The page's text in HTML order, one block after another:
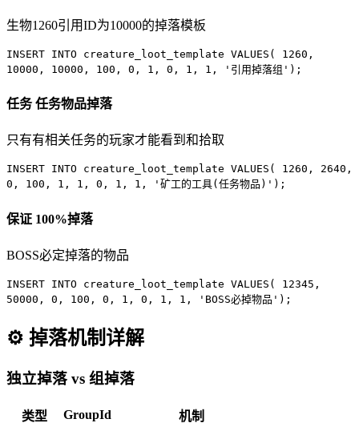
生物1260引用ID为10000的掉落模板
INSERT INTO creature_loot_template VALUES ( 1260 ,
10000 , 10000 , 100 , 0 , 1 , 0 , 1 , 1 , '引用掉落组' );
任务任务物品掉落
只有有相关任务的玩家才能看到和拾取
INSERT INTO creature_loot_template VALUES ( 1260 , 2640 ,
0 , 100 , 1 , 1 , 0 , 1 , 1 , '矿工的工具(任务物品)' );
保证 100%掉落
BOSS必定掉落的物品
INSERT INTO creature_loot_template VALUES ( 12345 ,
50000 , 0 , 100 , 0 , 1 , 0 , 1 , 1 , 'BOSS必掉物品' );
⚙️ 掉落机制详解
独立掉落 vs 组掉落
类型 GroupId
机制